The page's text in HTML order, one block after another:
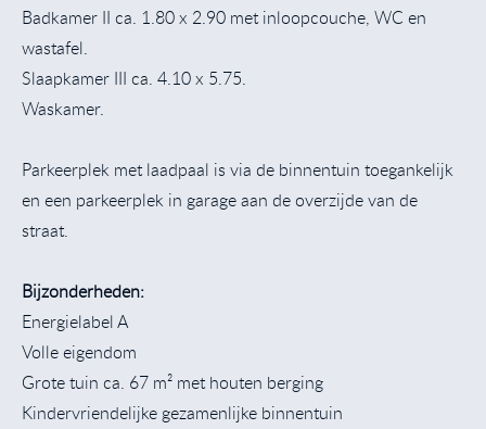
Badkamer II ca. 1.80 x 2.90 met inloopcouche, WC en
wastafel.
Slaapkamer III ca. 4.10 x 5.75.
Waskamer.
Parkeerplek met laadpaal is via de binnentuin toegankelijk
en een parkeerplek in garage aan de overzijde van de
straat.
Bijzonderheden:
Energielabel A
Volle eigendom
Grote tuin ca. 67 m² met houten berging
Kindervriendelijke gezamenlijke binnentuin